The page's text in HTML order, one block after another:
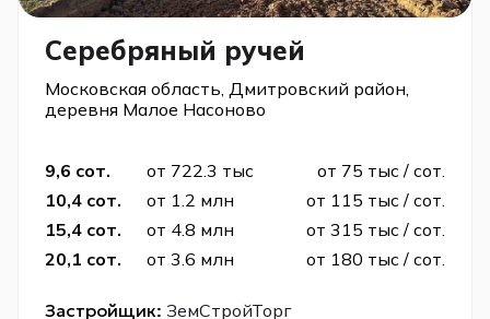
Серебряный ручей
Московская область, Дмитровский район,
деревня Малое Насоново
9,6 сот. от 722.3 тыс
от 75 тыс / сот.
10,4 сот.
от 1.2 млн
от 115 тыс / сот.
15,4 сот.
от 4.8 млн
от 315 тыс / сот.
20,1 сот.
от 3.6 млн от 180 тыс / сот.
Застройщик: ЗемСтройТорг